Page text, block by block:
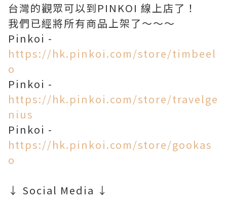
台灣的觀眾可以到PINKOI 線上店了！
我們已經將所有商品上架了～～～
Pinkoi -
https://hk.pinkoi.com/store/timbeel
o
Pinkoi -
https://hk.pinkoi.com/store/travelge
nius
Pinkoi -
https://hk.pinkoi.com/store/gookas
o
↓ Social Media ↓